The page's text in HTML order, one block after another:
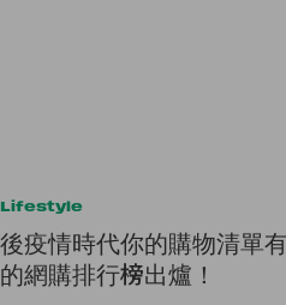
Lifestyle
後疫情時代你的購物清單
的網購排行榜出爐！